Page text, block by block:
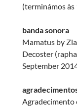
(terminámos às
banda sonora
Mamatus by
Decoster
September
Agradecimento